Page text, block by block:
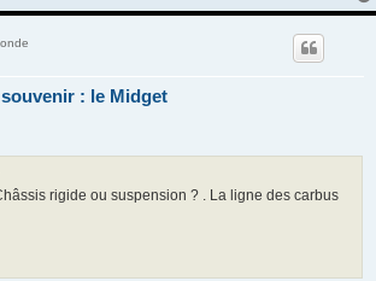
: le Midget
rigide ou suspension ? . La ligne des carbus